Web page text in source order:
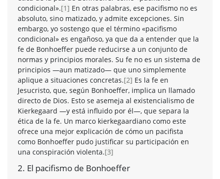
condicional».[1] En otras palabras, ese pacifismo no es
absoluto, sino matizado, y admite excepciones. Sin
embargo, yo sostengo que el término «pacifismo
condicional» es engañoso, ya que da a entender que la
fe de Bonhoeffer puede reducirse a un conjunto de
normas y principios morales. Su fe no es un sistema de
principios —aun matizado— que uno simplemente
aplique a situaciones concretas.[2] Es la fe en
Jesucristo, que, según Bonhoeffer, implica un llamado
directo de Dios. Esto se asemeja al existencialismo de
Kierkegaard —y está influido por él—, que separa la
ética de la fe. Un marco kierkegaardiano como este
ofrece una mejor explicación de cómo un pacifista
como Bonhoeffer pudo justificar su participación en
una conspiración violenta.[3]
2. El pacifismo de Bonhoeffer